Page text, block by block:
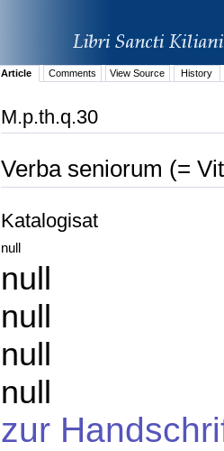
Article Comments View Source History
M.p.th.q.30
Verba seniorum (=
Katalogisat
null
null
null
null
null
zur